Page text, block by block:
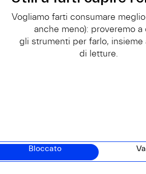
Vogliamo farti consumare
anche meno): proveremo a
gli strumenti per farlo, insieme
di letture.
Bloccato